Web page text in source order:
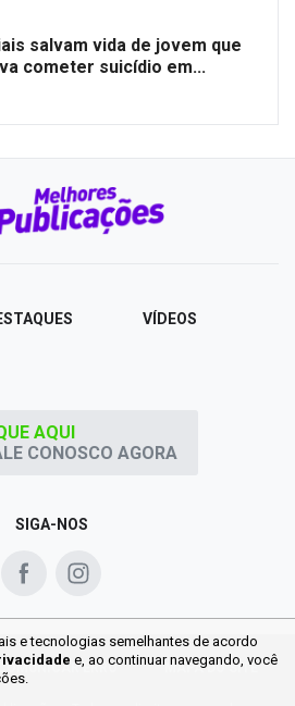
salvam vida de jovem que
cometer suicídio em...
e tecnologias semelhantes de acordo
e, ao continuarnavegando, você
VÍDEOS
SIGA-NOS
AQUI
CONOSCO AGORA
ERRO MAPA DO SITE